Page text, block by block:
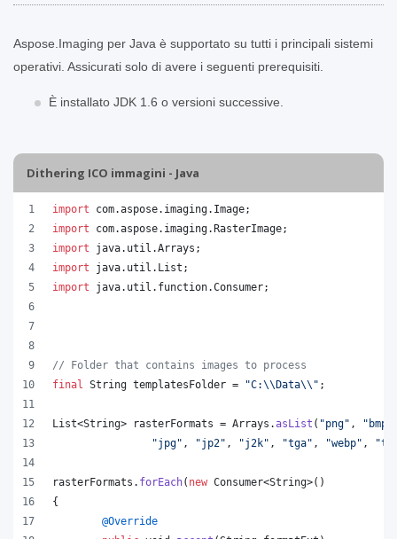
Aspose.Imaging per Java è supportato su tutti i principali sistemi
operativi. Assicurati solo di avere i seguenti prerequisiti.
È installato JDK 1.6 o versioni successive.
Dithering ICO immagini - Java
import com.aspose. imaging. Image;
import
com.aspose. imaging.RasterImage;
import
java. util .Arrays ;
import
java. util . List ;
import
java. util . function.Consumer;
// Folder that contains images to process
final
String templatesFolder = "C:\\Data\\ " ;
List<String> rasterFormats = Arrays .asList ( "png" , "bmp"
"jpg" , "jp2" , "j2k" , "tga" , "webp" ,
rasterFormats . forEach( new Consumer<String>()
{
@Override